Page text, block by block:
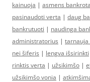
kainuoja | asmens
pasinaudoti verta | daug
bankrutuoti | naudinga
administratorius | tarnauja
nei šiferis | lengva išsirinkti
rinktis verta | užsikimšo |
užsikimšo vonia |